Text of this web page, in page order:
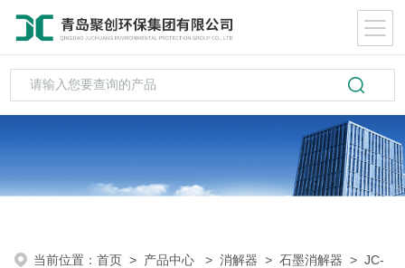
当前位置：首页 > 产品中心 >消解器 >石墨消解器 > JC-